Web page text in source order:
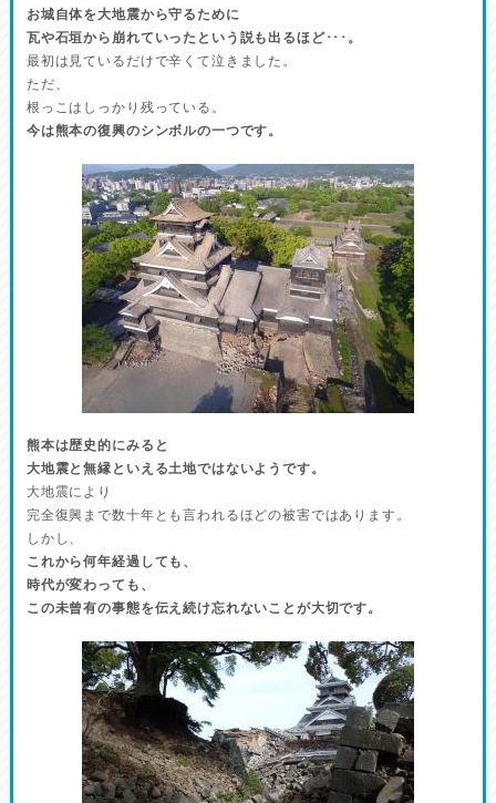
お城自体を大地震から守るために
瓦や石垣から崩れていったという説も出るほど･･･。
最初は見ているだけで辛くて泣きました。
ただ、
根っこはしっかり残っている。
今は熊本の復興のシンボルの一つです。
熊本は歴史的にみると
大地震と無縁といえる土地ではないようです。
大地震により
完全復興まで数十年とも言われるほどの被害ではあります。
しかし、
これから何年経過しても、
時代が変わっても、
この未曾有の事態を伝え続け忘れないことが大切です。